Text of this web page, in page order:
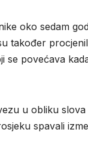
oko sedam
također
se povećava
u obliku
spavali